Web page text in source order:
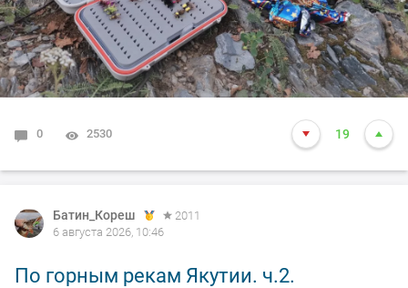
0 2530 19
Батин_Кореш
2011
6 августа 2026, 10:46
По горным рекам Якутии. ч.2.